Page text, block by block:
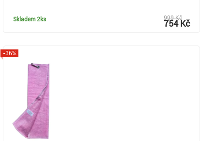
Skladem2ks 999 Kč
754 Kč
-36%